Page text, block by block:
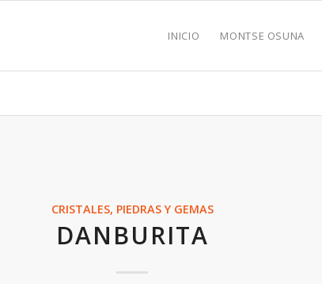
INICIO MONTSE OSUNA
CRISTALES, PIEDRAS Y GEMAS
DANBURITA